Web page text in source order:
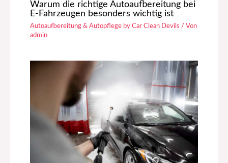
Warum die richtige Autoaufbereitung bei
E-Fahrzeugen besonders wichtig ist
Autoaufbereitung & Autopflege by Car Clean Devils / Von
admin